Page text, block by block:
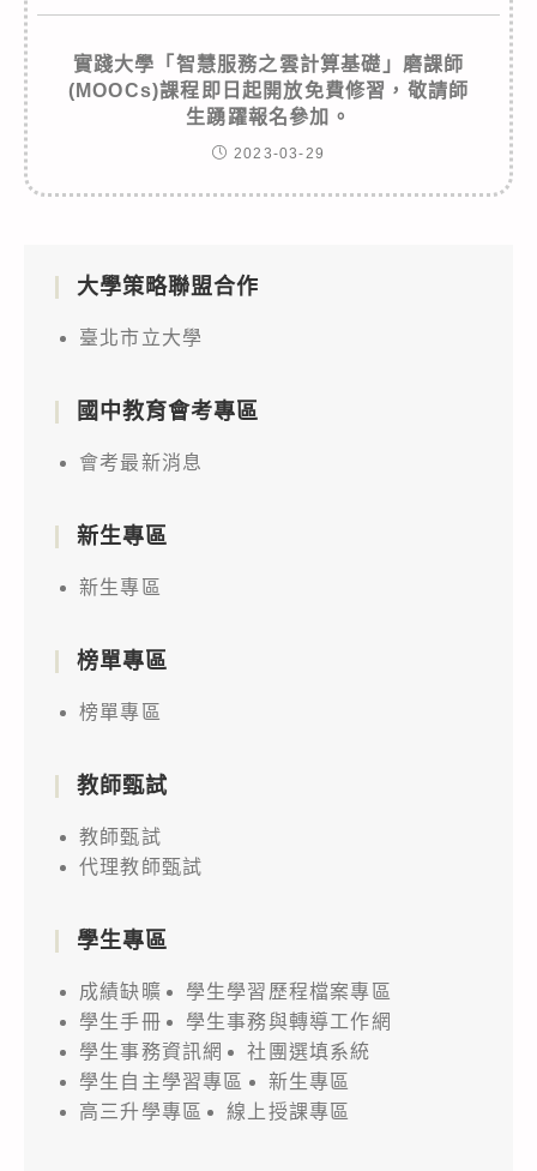
實踐大學「智慧服務之雲計算基礎」磨課師
(MOOCs)課程即日起開放免費修習，敬請師
生踴躍報名參加。
2023-03-29
大學策略聯盟合作
臺北市立大學
國中教育會考專區
會考最新消息
新生專區
新生專區
榜單專區
榜單專區
教師甄試
教師甄試
代理教師甄試
學生專區
成績缺曠
學生學習歷程檔案專區
學生手冊
學生事務與轉導工作網
學生事務資訊網
社團選填系統
學生自主學習專區
新生專區
高三升學專區
線上授課專區